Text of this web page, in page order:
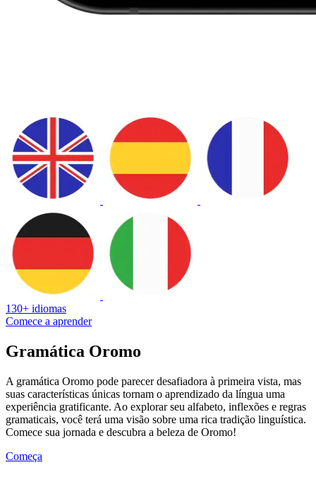
130+ idiomas
Comece a aprender
Gramática Oromo
A gramática Oromo pode parecer desafiadora à primeira vista, mas
suas características únicas tornam o aprendizado da língua uma
experiência gratificante. Ao explorar seu alfabeto, inflexões e regras
gramaticais, você terá uma visão sobre uma rica tradição linguística.
Comece sua jornada e descubra a beleza de Oromo!
Começa